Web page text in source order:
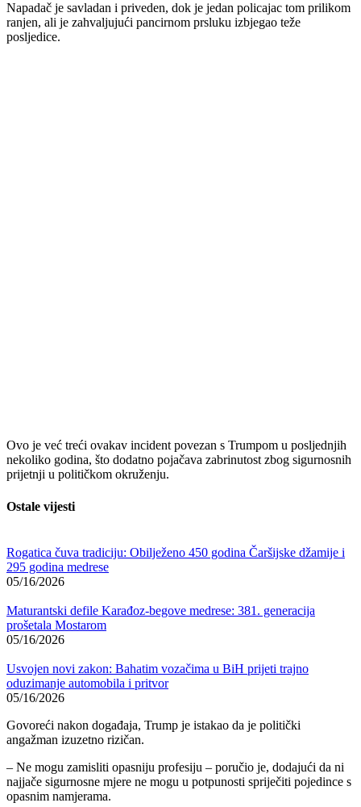
Napadač je savladan i priveden, dok je jedan policajac tom prilikom
ranjen, ali je zahvaljujući pancirnom prsluku izbjegao teže
posljedice.
Ovo je već treći ovakav incident povezan s Trumpom u posljednjih
nekoliko godina, što dodatno pojačava zabrinutost zbog sigurnosnih
prijetnji u političkom okruženju.
Ostale vijesti
Rogatica čuva tradiciju: Obilježeno 450 godina Čaršijske džamije i
295 godina medrese
05/16/2026
Maturantski defile Karađoz-begove medrese: 381. generacija
prošetala Mostarom
05/16/2026
Usvojen novi zakon: Bahatim vozačima u BiH prijeti trajno
oduzimanje automobila i pritvor
05/16/2026
Govoreći nakon događaja, Trump je istakao da je politički
angažman izuzetno rizičan.
– Ne mogu zamisliti opasniju profesiju – poručio je, dodajući da ni
najjače sigurnosne mjere ne mogu u potpunosti spriječiti pojedince s
opasnim namjerama.